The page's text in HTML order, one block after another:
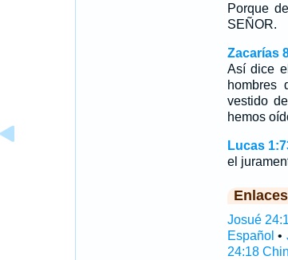
Porque
SEÑOR.
Zacarías
Así dice
hombres
vestido
hemos
Lucas
el
Enlaces
Josué
Español •
24:18